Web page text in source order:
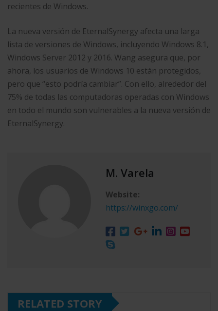
recientes de Windows.
La nueva versión de EternalSynergy afecta una larga
lista de versiones de Windows, incluyendo Windows 8.1,
Windows Server 2012 y 2016. Wang asegura que, por
ahora, los usuarios de Windows 10 están protegidos,
pero que “esto podría cambiar”. Con ello, alrededor del
75% de todas las computadoras operadas con Windows
en todo el mundo son vulnerables a la nueva versión de
EternalSynergy.
M. Varela
Website:
https://winxgo.com/
RELATED STORY